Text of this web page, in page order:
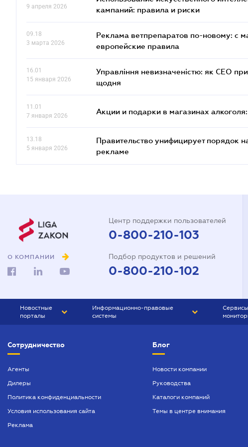
9 апреля 2026
кампаний: правила и риски
09.18
3 марта 2026
Реклама ветпрепаратов по-новому: с
европейские правила
16.01
15 января 2026
Управління невизначеністю: як СЕО
щодня
11.01
7 января 2026
Акции и подарки в магазинах
13.18
5 января 2026
Правительство унифицирует порядок
рекламе
О КОМПАНИИ
Центр поддержки пользователей
0-800-210-103
Подбор продуктов и решений
0-800-210-102
Новостные
порталы
БИЗНЕС
Информационно-правовые
системы
БУХГАЛТЕР ПРОФ
ЮРИСТ ПРОФ
Сотрудничество
Агенты
Дилеры
Политика конфиденциальности
Условия использования сайта
Реклама
Блог
Новости компании
Руководства
Каталоги компаний
Темы в центре внимания